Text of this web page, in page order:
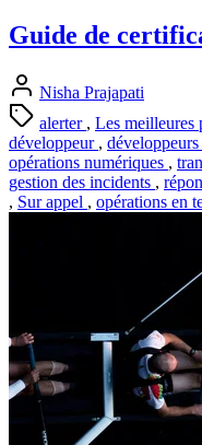
Guide de
Nisha Prajapati
alerter , Les meilleures
développeur , développeurs
opérations numériques ,
gestion des incidents ,
, Sur appel , opérations en